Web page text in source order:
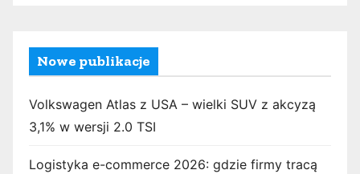
Nowe publikacje
Volkswagen Atlas z USA – wielki SUV z akcyzą
3,1% w wersji 2.0 TSI
Logistyka e-commerce 2026: gdzie firmy tracą